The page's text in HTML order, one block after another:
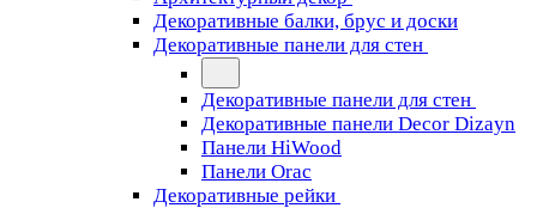
Декоративные балки, брус и доски
Декоративные панели для стен
Декоративные панели для стен
Декоративные панели Decor Dizayn
Панели HiWood
Панели Orac
Декоративные рейки